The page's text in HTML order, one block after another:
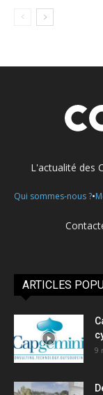
L'actualité des
Qui sommes-nous ?•
ARTICLES
9